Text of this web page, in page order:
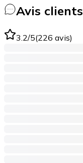
Avis clients
3.2/5(226 avis)